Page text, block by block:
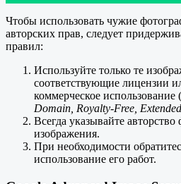
Чтобы использовать чужие
авторских прав, следует
правил:
Используйте только те
соответствующие лицензии
коммерческое использование (
Domain, Royalty-Free,
Всегда указывайте
изображения.
При необходимости
использование его работ.